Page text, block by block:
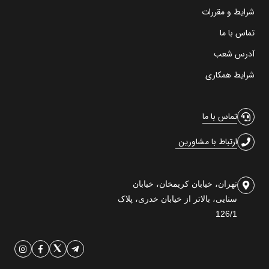
شرایط و مقررات
تماس با ما
آدرس شعب
شرایط همکاری
تماس با ما
ارتباط با مشاورین
تهران، خیابان کریمخان، خیابان
سنایی، بالاتر از خیابان خدری، پلاک
126/1